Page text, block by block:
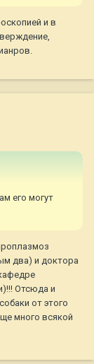
и в
его могут
два) и доктора
Отсюда и
от этого
много всякой